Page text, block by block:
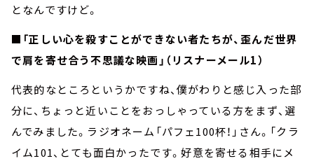
となんですけど。
■「正しい心を殺すことができない者たちが、歪んだ世界
で肩を寄せ合う不思議な映画」（リスナーメール1）
代表的なところというかですね、僕がわりと感じ入った部
分に、ちょっと近いことをおっしゃっている方をまず、選
んでみました。ラジオネーム「パフェ100杯！」さん。「クラ
イム101、とても面白かったです。好意を寄せる相手にメ